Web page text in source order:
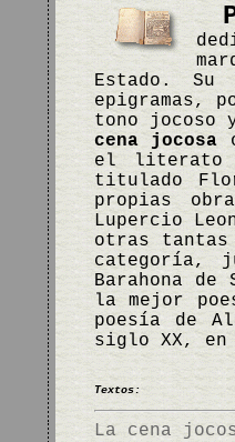
Estado. Su
epigramas,
tono jocoso
cena jocosa
el literato
titulado
propias
Lupercio
otras tantas
categoría,
Barahona
la mejor
poesía de
siglo XX, en
Textos:
La cena